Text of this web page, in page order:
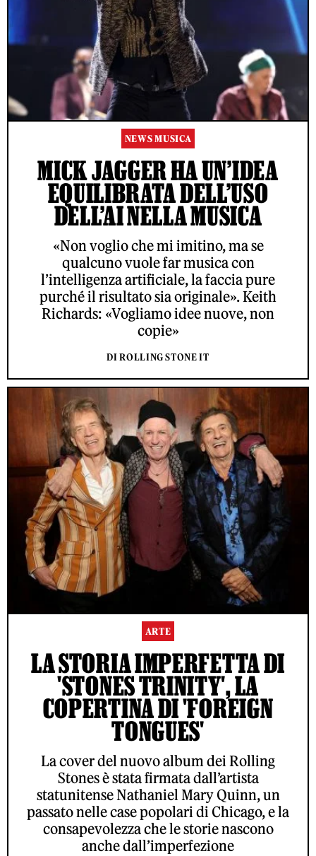
NEWS MUSICA
MICK JAGGER HA UN’IDEA
EQUILIBRATA DELL’USO
DELL’AI NELLA MUSICA
«Non voglio che mi imitino, ma se
qualcuno vuole far musica con
l’intelligenza artificiale, la faccia pure
purché il risultato sia originale». Keith
Richards: «Vogliamo idee nuove, non
copie»
DI ROLLING STONE IT
ARTE
LA STORIA IMPERFETTA DI
'STONES TRINITY', LA
COPERTINA DI 'FOREIGN
TONGUES'
La cover del nuovo album dei Rolling
Stones è stata firmata dall’artista
statunitense Nathaniel Mary Quinn, un
passato nelle case popolari di Chicago, e la
consapevolezza che le storie nascono
anche dall’imperfezione